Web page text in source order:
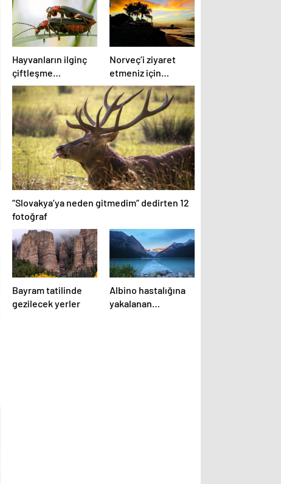
Hayvanların ilginç
çiftleşme
biçimlerini National
Geographic
görüntüledi.
Norveç’i ziyaret
etmeniz için
gereken 25 sebep
“Slovakya’ya neden gitmedim” dedirten 12
fotoğraf
Bayram tatilinde
gezilecek yerler
Albino hastalığına
yakalanan